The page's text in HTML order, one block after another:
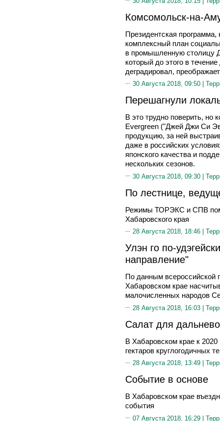
Комсомольск-на-
Президентская
комплексный план
в промышленную столицу
который до этого в
деградировал,
30 Августа 2018, 09:50 |
Перешагнули
В это трудно поверить, но
Evergreen ("Джей Джи Си
продукцию, за ней
даже в российских
японского качества и
нескольких сезонов.
30 Августа 2018, 09:30 |
По лестнице,
Режимы ТОРЭКС и СПВ
Хабаровского края
28 Августа 2018, 18:46 |
Улэн го по-
направление"
По данным всероссийской
Хабаровском крае
малочисленных народов
28 Августа 2018, 16:03 |
Салат для
В Хабаровском крае к 2020
гектаров круглогодичных
28 Августа 2018, 13:49 |
Событие в основе
В Хабаровском крае
события
07 Августа 2018, 16:29 |